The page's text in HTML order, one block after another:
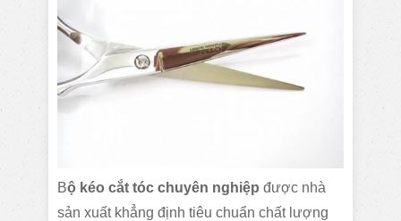
Bộ kéo cắt tóc chuyên nghiệp được nhà
sản xuất khẳng định tiêu chuẩn chất lượng